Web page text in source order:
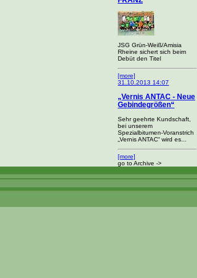
JSG Grün-Weiß/Amisia
Rheine sichert sich beim
Debüt den Titel
[more]
31.10.2013 14:07
„Vernis ANTAC - Neue
Gebindegrößen“
Sehr geehrte Kundschaft,
bei unserem
Spezialbitumen-Voranstrich
„Vernis ANTAC“ wird es...
[more]
go to Archive ->